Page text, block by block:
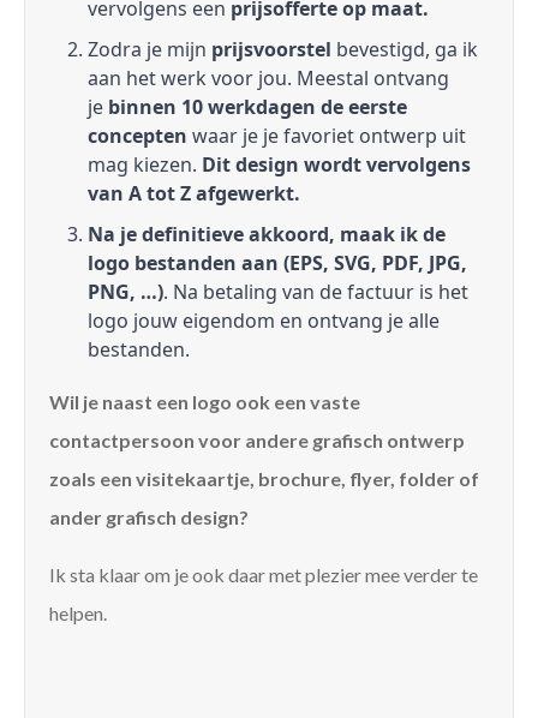
vervolgens een prijsofferte op maat.
Zodra je mijn prijsvoorstel bevestigd, ga ik
aan het werk voor jou. Meestal ontvang
je binnen 10 werkdagen de eerste
concepten waar je je favoriet ontwerp uit
mag kiezen. Dit design wordt vervolgens
van A tot Z afgewerkt.
Na je definitieve akkoord, maak ik de
logo bestanden aan (EPS, SVG, PDF, JPG,
PNG, …). Na betaling van de factuur is het
logo jouw eigendom en ontvang je alle
bestanden.
Wil je naast een logo ook een vaste
contactpersoon voor andere grafisch ontwerp
zoals een visitekaartje, brochure, flyer, folder of
ander grafisch design?
Ik sta klaar om je ook daar met plezier mee verder te
helpen.